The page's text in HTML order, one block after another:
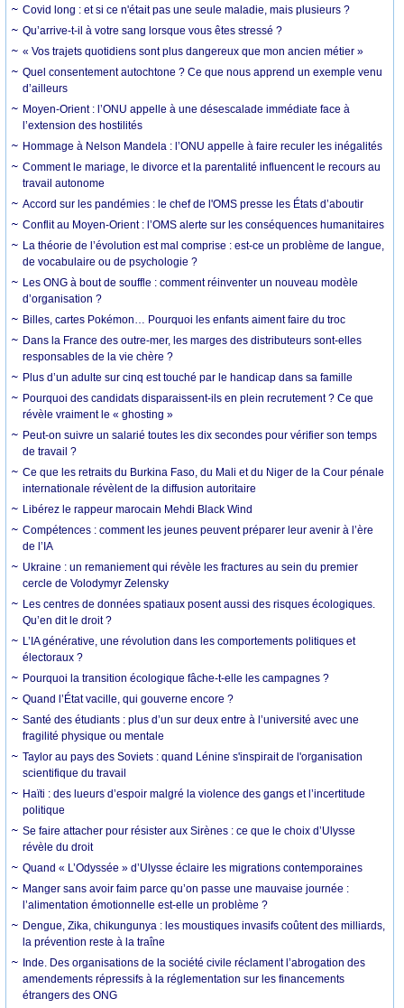
Covid long : et si ce n'était pas une seule maladie, mais plusieurs ?
Qu’arrive-t-il à votre sang lorsque vous êtes stressé ?
« Vos trajets quotidiens sont plus dangereux que mon ancien métier »
Quel consentement autochtone ? Ce que nous apprend un exemple venu
d’ailleurs
Moyen-Orient : l’ONU appelle à une désescalade immédiate face à
l’extension des hostilités
Hommage à Nelson Mandela : l’ONU appelle à faire reculer les inégalités
Comment le mariage, le divorce et la parentalité influencent le recours au
travail autonome
Accord sur les pandémies : le chef de l'OMS presse les États d’aboutir
Conflit au Moyen-Orient : l’OMS alerte sur les conséquences humanitaires
La théorie de l’évolution est mal comprise : est-ce un problème de langue,
de vocabulaire ou de psychologie ?
Les ONG à bout de souffle : comment réinventer un nouveau modèle
d’organisation ?
Billes, cartes Pokémon… Pourquoi les enfants aiment faire du troc
Dans la France des outre-mer, les marges des distributeurs sont-elles
responsables de la vie chère ?
Plus d’un adulte sur cinq est touché par le handicap dans sa famille
Pourquoi des candidats disparaissent-ils en plein recrutement ? Ce que
révèle vraiment le « ghosting »
Peut-on suivre un salarié toutes les dix secondes pour vérifier son temps
de travail ?
Ce que les retraits du Burkina Faso, du Mali et du Niger de la Cour pénale
internationale révèlent de la diffusion autoritaire
Libérez le rappeur marocain Mehdi Black Wind
Compétences : comment les jeunes peuvent préparer leur avenir à l’ère
de l’IA
Ukraine : un remaniement qui révèle les fractures au sein du premier
cercle de Volodymyr Zelensky
Les centres de données spatiaux posent aussi des risques écologiques.
Qu’en dit le droit ?
L’IA générative, une révolution dans les comportements politiques et
électoraux ?
Pourquoi la transition écologique fâche-t-elle les campagnes ?
Quand l’État vacille, qui gouverne encore ?
Santé des étudiants : plus d’un sur deux entre à l’université avec une
fragilité physique ou mentale
Taylor au pays des Soviets : quand Lénine s'inspirait de l'organisation
scientifique du travail
Haïti : des lueurs d’espoir malgré la violence des gangs et l’incertitude
politique
Se faire attacher pour résister aux Sirènes : ce que le choix d’Ulysse
révèle du droit
Quand « L’Odyssée » d’Ulysse éclaire les migrations contemporaines
Manger sans avoir faim parce qu’on passe une mauvaise journée :
l’alimentation émotionnelle est-elle un problème ?
Dengue, Zika, chikungunya : les moustiques invasifs coûtent des milliards,
la prévention reste à la traîne
Inde. Des organisations de la société civile réclament l’abrogation des
amendements répressifs à la réglementation sur les financements
étrangers des ONG